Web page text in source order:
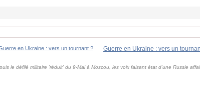
Guerre en Ukraine : vers un
le défilé militaire 'réduit' du 9-Mai à Moscou, les voix faisant état d'une Russie